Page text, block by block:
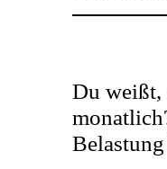
Du weißt,